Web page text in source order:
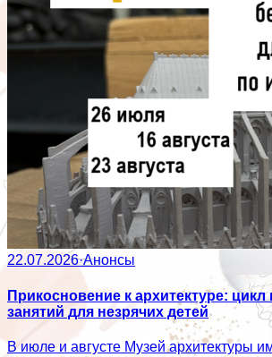
22.07.2026·Анонсы
Прикосновение к архитектуре:
занятий для незрячих детей
В июле и августе Музей архитектуры